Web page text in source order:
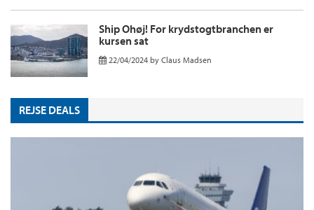
Ship Ohøj! For krydstogtbranchen er
kursen sat
22/04/2024 by Claus Madsen
REJSE DEALS